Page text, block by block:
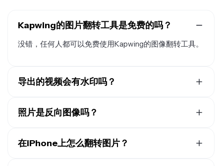
Kapwing的图片翻转工具是免费的吗？
没错，任何人都可以免费使用Kapwing的图像翻转工具。
导出的视频会有水印吗？
包括用图像翻转工具编辑的图片 — 都会有水印。一旦你
照片是反向图像吗？
互换，就像你在镜子里看到的自己。不过，传统相机会按
在iPhone上怎么翻转图片？